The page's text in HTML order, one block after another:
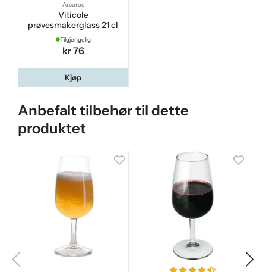
Arcoroc
Viticole
prøvesmakerglass 21 cl
Tilgjengelig
kr 76
Kjøp
Anbefalt tilbehør til dette
produktet